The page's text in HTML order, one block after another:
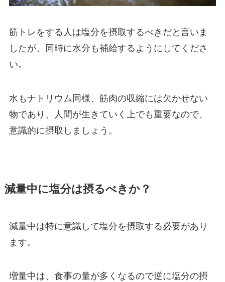
筋トレをする人は塩分を摂取するべきだと言いま
したが、同時に水分も補給するようにしてくださ
い。
水もナトリウム同様、筋肉の収縮には欠かせない
物であり、人間が生きていく上でも重要なので、
意識的に摂取しましょう。
減量中に塩分は摂るべきか？
減量中は特に意識して塩分を摂取する必要があり
ます。
増量中は、食事の量が多くなるので逆に塩分の摂